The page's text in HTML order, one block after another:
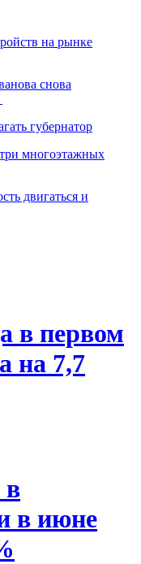
на рынке
снова
губернатор
многоэтажных
двигаться и
в первом
на 7,7
в
в июне